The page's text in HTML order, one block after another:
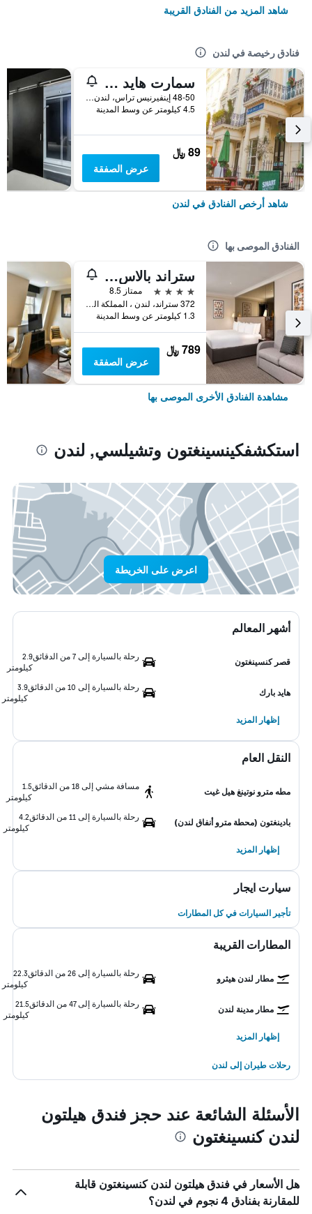
شاهد المزيد من الفنادق القريبة
فنادق رخيصة في لندن
سمارت هايد بارك إن هوستل
48-50 إينفيرنيس تراس، لندن ، المملكة المتحدة, لندن, المملكة المتحدة
4.5 كيلومتر عن وسط المدينة
89 ﷼
عرض الصفقة
شاهد أرخص الفنادق في لندن
الفنادق الموصى بها
ستراند بالاس هوتل
4 نجوم
ممتاز 8.5
372 ستراند، لندن ، المملكة المتحدة, لندن, المملكة المتحدة
1.3 كيلومتر عن وسط المدينة
789 ﷼
عرض الصفقة
مشاهدة الفنادق الأخرى الموصى بها
استكشفكينسينغتون وتشيلسي, لندن
اعرض على الخريطة
أشهر المعالم
قصر كنسينغتون
رحلة بالسيارة إلى 7 من الدقائق
2.9
كيلومتر
هايد بارك
رحلة بالسيارة إلى 10 من الدقائق
3.9
كيلومتر
إظهار المزيد
النقل العام
مطه مترو نوتينغ هيل غيت
مسافة مشي إلى 18 من الدقائق
1.5
كيلومتر
بادينغتون (محطة مترو أنفاق لندن)
رحلة بالسيارة إلى 11 من الدقائق
4.2
كيلومتر
إظهار المزيد
سيارت ايجار
تأجير السيارات في كل المطارات
المطارات القريبة
مطار لندن هيثرو
رحلة بالسيارة إلى 26 من الدقائق
22.3
كيلومتر
مطار مدينة لندن
رحلة بالسيارة إلى 47 من الدقائق
21.5
كيلومتر
إظهار المزيد
رحلات طيران إلى لندن
الأسئلة الشائعة عند حجز فندق هيلتون
لندن كنسينغتون
هل الأسعار في فندق هيلتون لندن كنسينغتون قابلة
للمقارنة بفنادق 4 نجوم في لندن؟